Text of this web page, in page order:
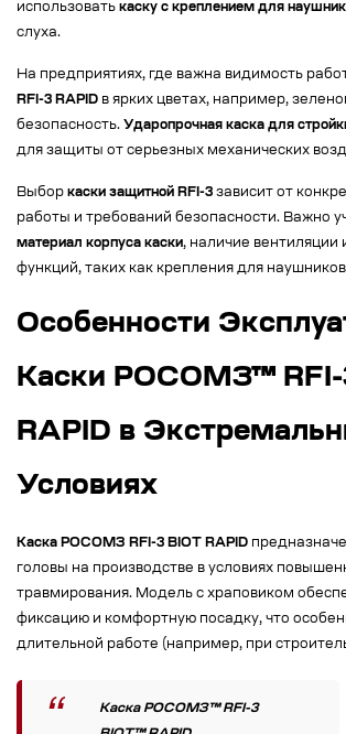
использовать каску с креплением для
слуха.
На предприятиях, где важна видимость
RFI-3 RAPID в ярких цветах, например,
безопасность. Ударопрочная каска для
для защиты от серьезных механических
Выбор каски защитной RFI-3 зависит от
работы и требований безопасности. Важно
материал корпуса каски, наличие вентиляции
функций, таких как крепления для
Особенности
Каски РОСОМЗ™ RFI-
RAPID в
Условиях
Каска РОСОМЗ RFI-3 BIOT RAPID
головы на производстве в условиях
травмирования. Модель с храповиком
фиксацию и комфортную посадку, что
длительной работе (например, при
Каска РОСОМЗ™ RFI-3